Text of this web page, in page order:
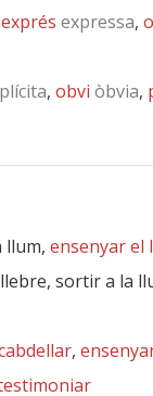
exprés expressa,
, obvi òbvia,
llum, ensenyar el
sortir a la
,